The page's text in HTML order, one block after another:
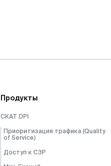
Продукты
СКАТ DPI
Приоритизация трафика (Quality
of Service)
Доступ к СЗР